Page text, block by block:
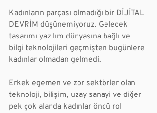
Kadınların parçası olmadığı bir DİJİTAL
DEVRİM düşünemiyoruz. Gelecek
tasarımı yazılım dünyasına bağlı ve
bilgi teknolojileri geçmişten bugünlere
kadınlar olmadan gelmedi.
Erkek egemen ve zor sektörler olan
teknoloji, bilişim, uzay sanayi ve diğer
pek çok alanda kadınlar öncü rol